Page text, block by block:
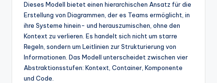
Dieses Modell bietet einen hierarchischen Ansatz für die
Erstellung von Diagrammen, der es Teams ermöglicht, in
ihre Systeme hinein- und herauszumischen, ohne den
Kontext zu verlieren. Es handelt sich nicht um starre
Regeln, sondern um Leitlinien zur Strukturierung von
Informationen. Das Modell unterscheidet zwischen vier
Abstraktionsstufen: Kontext, Container, Komponente
und Code.